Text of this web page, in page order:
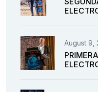
August 9,